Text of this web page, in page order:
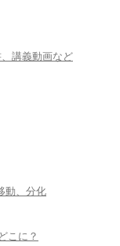
講義動画など
動、分化
こに？